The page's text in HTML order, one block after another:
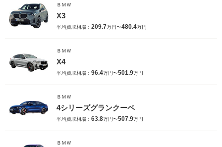
ＢＭＷ
X3
平均買取相場： 209.7万円〜480.4万円
ＢＭＷ
X4
平均買取相場： 96.4万円〜501.9万円
ＢＭＷ
4シリーズグランクーペ
平均買取相場： 63.8万円〜507.9万円
ＢＭＷ